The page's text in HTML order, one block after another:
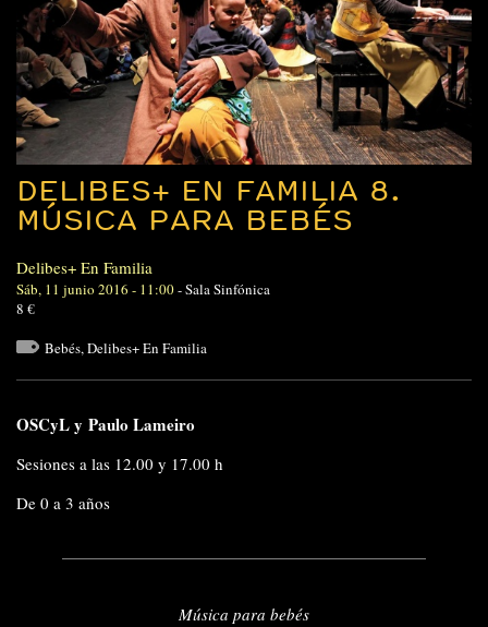
DELIBES+ EN FAMILIA 8.
MÚSICA PARA BEBÉS
Delibes+ En Familia
Sáb, 11 junio 2016 - 11:00-Sala Sinfónica
8 €
Bebés,Delibes+ En Familia
OSCyL y Paulo Lameiro
Sesiones a las 12.00 y 17.00 h
De 0 a 3 años
Música para bebés